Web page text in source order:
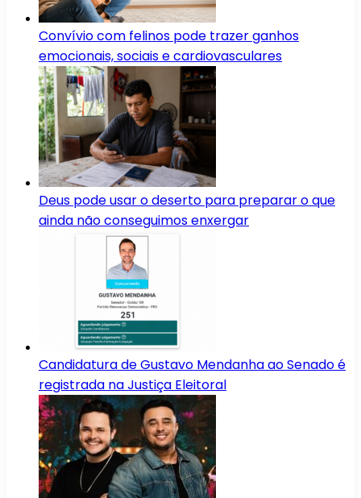
Convívio com felinos pode trazer ganhos
emocionais, sociais e cardiovasculares
Deus pode usar o deserto para preparar o que
ainda não conseguimos enxergar
Candidatura de Gustavo Mendanha ao Senado é
registrada na Justiça Eleitoral